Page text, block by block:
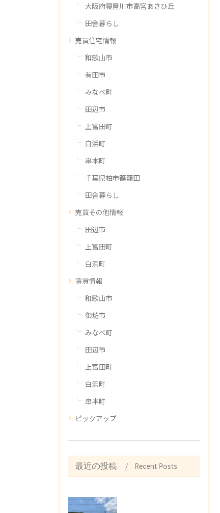
大阪府寝屋川市高宮あさひ丘
田舎暮らし
売買住宅情報
和歌山市
有田市
みなべ町
田辺市
上富田町
白浜町
串本町
千葉県柏市篠籠田
田舎暮らし
売買その他情報
田辺市
上富田町
白浜町
賃貸情報
和歌山市
御坊市
みなべ町
田辺市
上富田町
白浜町
串本町
ピックアップ
最近の投稿 Recent Posts